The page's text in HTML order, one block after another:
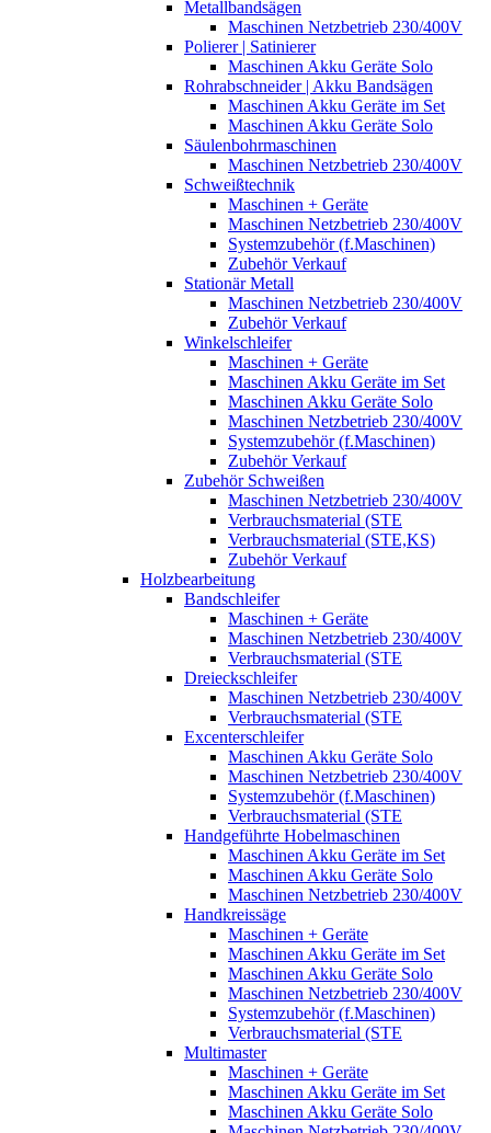
Metallbandsägen
Maschinen Netzbetrieb 230/400V
Polierer | Satinierer
Maschinen Akku Geräte Solo
Rohrabschneider | Akku Bandsägen
Maschinen Akku Geräte im Set
Maschinen Akku Geräte Solo
Säulenbohrmaschinen
Maschinen Netzbetrieb 230/400V
Schweißtechnik
Maschinen + Geräte
Maschinen Netzbetrieb 230/400V
Systemzubehör (f.Maschinen)
Zubehör Verkauf
Stationär Metall
Maschinen Netzbetrieb 230/400V
Zubehör Verkauf
Winkelschleifer
Maschinen + Geräte
Maschinen Akku Geräte im Set
Maschinen Akku Geräte Solo
Maschinen Netzbetrieb 230/400V
Systemzubehör (f.Maschinen)
Zubehör Verkauf
Zubehör Schweißen
Maschinen Netzbetrieb 230/400V
Verbrauchsmaterial (STE
Verbrauchsmaterial (STE,KS)
Zubehör Verkauf
Holzbearbeitung
Bandschleifer
Maschinen + Geräte
Maschinen Netzbetrieb 230/400V
Verbrauchsmaterial (STE
Dreieckschleifer
Maschinen Netzbetrieb 230/400V
Verbrauchsmaterial (STE
Excenterschleifer
Maschinen Akku Geräte Solo
Maschinen Netzbetrieb 230/400V
Systemzubehör (f.Maschinen)
Verbrauchsmaterial (STE
Handgeführte Hobelmaschinen
Maschinen Akku Geräte im Set
Maschinen Akku Geräte Solo
Maschinen Netzbetrieb 230/400V
Handkreissäge
Maschinen + Geräte
Maschinen Akku Geräte im Set
Maschinen Akku Geräte Solo
Maschinen Netzbetrieb 230/400V
Systemzubehör (f.Maschinen)
Verbrauchsmaterial (STE
Multimaster
Maschinen + Geräte
Maschinen Akku Geräte im Set
Maschinen Akku Geräte Solo